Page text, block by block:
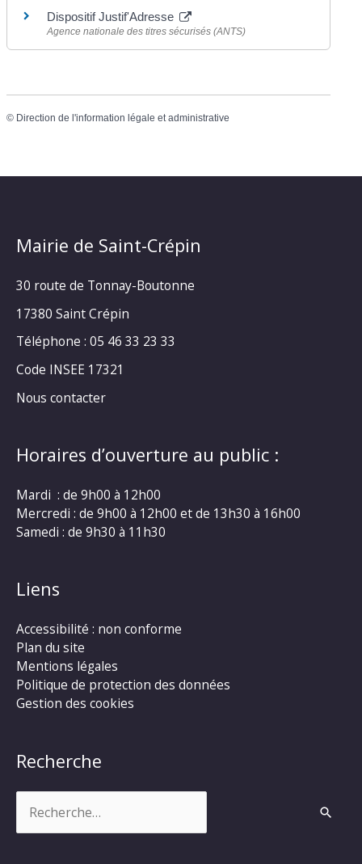
Dispositif Justif'Adresse
Agence nationale des titres sécurisés (ANTS)
© Direction de l'information légale et administrative
Mairie de Saint-Crépin
30 route de Tonnay-Boutonne
17380 Saint Crépin
Téléphone : 05 46 33 23 33
Code INSEE 17321
Nous contacter
Horaires d’ouverture au public :
Mardi : de 9h00 à 12h00
Mercredi : de 9h00 à 12h00 et de 13h30 à 16h00
Samedi : de 9h30 à 11h30
Liens
Accessibilité : non conforme
Plan du site
Mentions légales
Politique de protection des données
Gestion des cookies
Recherche